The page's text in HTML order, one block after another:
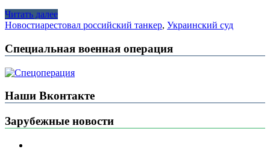
Читать далее
Новостиарестовал российский танкер, Украинский суд
Специальная военная операция
Наши Вконтакте
Зарубежные новости